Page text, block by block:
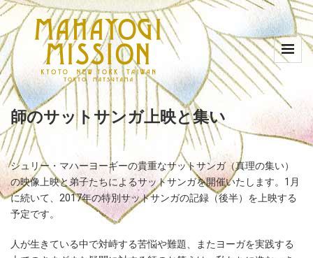
師のサットサンガ上映と集い
シュリー・マハーヨーギーの貴重なサットサンガ（真理の集い）
の映像上映と弟子たちによるサットサンガを開催いたします。1月
に続いて、2017年の特別サットサンガの記録（後半）を上映する
予定です。
人が生きている中で対峙する苦悩や難題、またヨーガを実践する